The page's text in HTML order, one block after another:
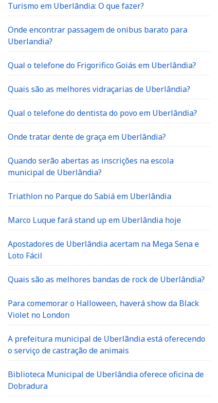
Turismo em Uberlândia: O que fazer?
Onde encontrar passagem de onibus barato para
Uberlandia?
Qual o telefone do Frigorifico Goiás em Uberlândia?
Quais são as melhores vidraçarias de Uberlândia?
Qual o telefone do dentista do povo em Uberlândia?
Onde tratar dente de graça em Uberlândia?
Quando serão abertas as inscrições na escola
municipal de Uberlândia?
Triathlon no Parque do Sabiá em Uberlândia
Marco Luque fará stand up em Uberlândia hoje
Apostadores de Uberlândia acertam na Mega Sena e
Loto Fácil
Quais são as melhores bandas de rock de Uberlândia?
Para comemorar o Halloween, haverá show da Black
Violet no London
A prefeitura municipal de Uberlãndia está oferecendo
o serviço de castração de animais
Biblioteca Municipal de Uberlândia oferece oficina de
Dobradura